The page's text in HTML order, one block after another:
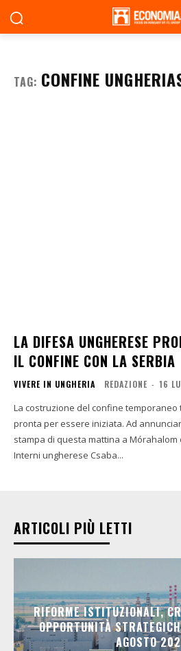
TAG: CONFINE
LA DIFESA UNGHERESE
IL CONFINE CON LA SERBIA
VIVERE IN UNGHERIA REDAZIONE - 16
La costruzione del confine temporaneo
pronta per essere iniziata. Ad
stampa di questa mattina a Mórahalom
Interni ungherese Csaba...
ARTICOLI PIÙ LETTI
RIFORME ISTITUZIONALI,
OPPORTUNITÀ
AGOSTO